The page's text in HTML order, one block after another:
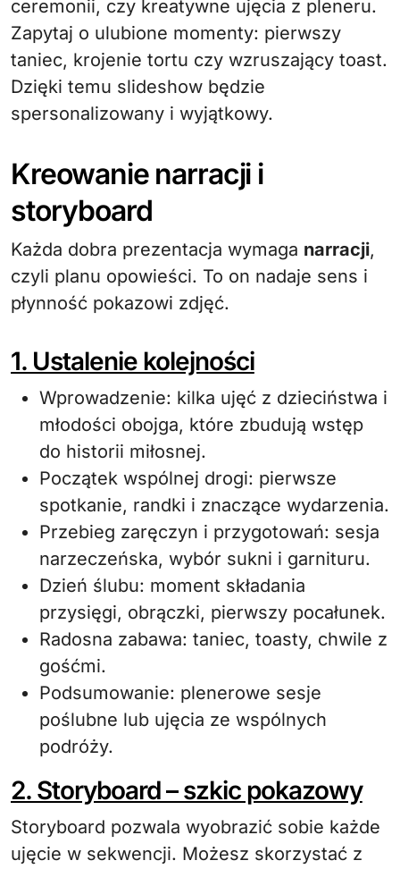
ceremonii, czy kreatywne ujęcia z pleneru.
Zapytaj o ulubione momenty: pierwszy
taniec, krojenie tortu czy wzruszający toast.
Dzięki temu slideshow będzie
spersonalizowany i wyjątkowy.
Kreowanie narracji i
storyboard
Każda dobra prezentacja wymaga narracji,
czyli planu opowieści. To on nadaje sens i
płynność pokazowi zdjęć.
1. Ustalenie kolejności
Wprowadzenie: kilka ujęć z dzieciństwa i
młodości obojga, które zbudują wstęp
do historii miłosnej.
Początek wspólnej drogi: pierwsze
spotkanie, randki i znaczące wydarzenia.
Przebieg zaręczyn i przygotowań: sesja
narzeczeńska, wybór sukni i garnituru.
Dzień ślubu: moment składania
przysięgi, obrączki, pierwszy pocałunek.
Radosna zabawa: taniec, toasty, chwile z
gośćmi.
Podsumowanie: plenerowe sesje
poślubne lub ujęcia ze wspólnych
podróży.
2. Storyboard – szkic pokazowy
Storyboard pozwala wyobrazić sobie każde
ujęcie w sekwencji. Możesz skorzystać z